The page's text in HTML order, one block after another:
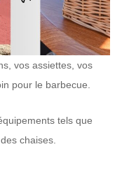
vos assiettes, vos
pour le barbecue.
tels que
chaises.